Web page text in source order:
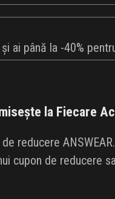
ai până la -40%
la Fiecare
reducere
cupon de reducere